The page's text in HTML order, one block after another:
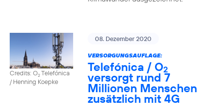
Credits: O2Telefónica
/ Henning Koepke
08. Dezember 2020
VERSORGUNGSAUFLAGE:
Telefónica / O2
versorgt rund 7
Millionen Menschen
zusätzlich mit 4G